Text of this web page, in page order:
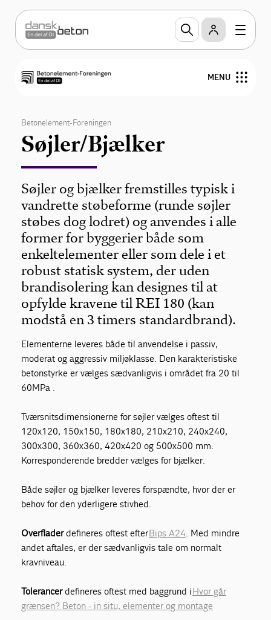
MENU
Produkter
Projektering
Publikationer
Om Betonelement-Foreningen
Betonelement-Foreningen
Søjler/Bjælker
Søjler og bjælker fremstilles typisk i
vandrette støbeforme (runde søjler
støbes dog lodret) og anvendes i alle
former for byggerier både som
enkeltelementer eller som dele i et
robust statisk system, der uden
brandisolering kan designes til at
opfylde kravene til REI 180 (kan
modstå en 3 timers standardbrand).
Elementerne leveres både til anvendelse i passiv,
moderat og aggressiv miljøklasse. Den karakteristiske
betonstyrke er vælges sædvanligvis i området fra 20 til
60MPa .
Tværsnitsdimensionerne for søjler vælges oftest til
120x120, 150x150, 180x180, 210x210, 240x240,
300x300, 360x360, 420x420 og 500x500 mm.
Korresponderende bredder vælges for bjælker.
Både søjler og bjælker leveres forspændte, hvor der er
behov for den yderligere stivhed.
Overfladerdefineres oftest efterBips A24. Med mindre
andet aftales, er der sædvanligvis tale om normalt
kravniveau.
Tolerancerdefineres oftest med baggrund iHvor går
grænsen? Beton - in situ, elementer og montage